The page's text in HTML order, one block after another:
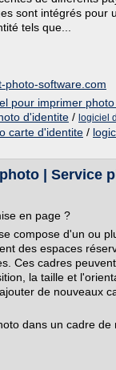
sont intégrés pour
tels que...
photo-software.com
pour imprimer
d'identite / logiciel
carte d'identite /
| Service
en page ?
compose d'un ou
des espaces
Ces cadres
la taille et
de nouveaux
dans un cadre de